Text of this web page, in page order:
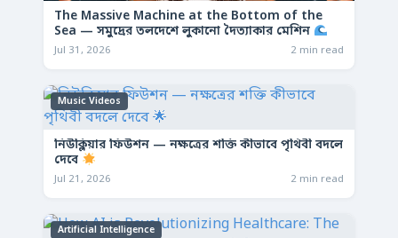
The Massive Machine at the Bottom of the
Sea — সমুদ্রের তলদেশে লুকানো দৈত্যাকার মেশিন
Jul 31, 2026 2 min read
Music Videos
নিউক্লিয়ার ফিউশন — নক্ষত্রের শক্তি কীভাবে পৃথিবী বদলে
দেবে
Jul 21, 2026 2 min read
Artificial Intelligence